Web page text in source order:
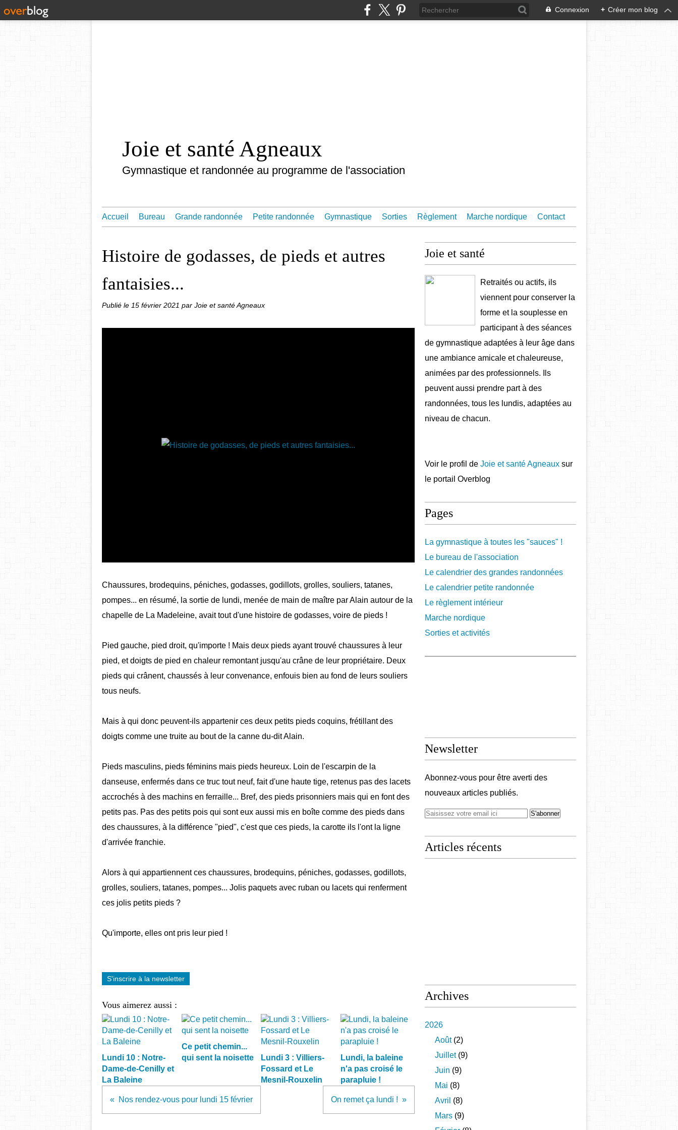
Connexion + Créer mon blog
Joie et santé Agneaux
Gymnastique et randonnée au programme de l'association
Accueil Bureau Grande randonnée Petite randonnée Gymnastique Sorties Règlement Marche nordique Contact
Histoire de godasses, de pieds et autres
fantaisies...
Publié le 15 février 2021 par Joie et santé Agneaux
Chaussures, brodequins, péniches, godasses, godillots, grolles, souliers, tatanes,
pompes... en résumé, la sortie de lundi, menée de main de maître par Alain autour de la
chapelle de La Madeleine, avait tout d'une histoire de godasses, voire de pieds !
Pied gauche, pied droit, qu'importe ! Mais deux pieds ayant trouvé chaussures à leur
pied, et doigts de pied en chaleur remontant jusqu'au crâne de leur propriétaire. Deux
pieds qui crânent, chaussés à leur convenance, enfouis bien au fond de leurs souliers
tous neufs.
Mais à qui donc peuvent-ils appartenir ces deux petits pieds coquins, frétillant des
doigts comme une truite au bout de la canne du-dit Alain.
Pieds masculins, pieds féminins mais pieds heureux. Loin de l'escarpin de la
danseuse, enfermés dans ce truc tout neuf, fait d'une haute tige, retenus pas des lacets
accrochés à des machins en ferraille... Bref, des pieds prisonniers mais qui en font des
petits pas. Pas des petits pois qui sont eux aussi mis en boîte comme des pieds dans
des chaussures, à la différence "pied", c'est que ces pieds, la carotte ils l'ont la ligne
d'arrivée franchie.
Alors à qui appartiennent ces chaussures, brodequins, péniches, godasses, godillots,
grolles, souliers, tatanes, pompes... Jolis paquets avec ruban ou lacets qui renferment
ces jolis petits pieds ?
Qu'importe, elles ont pris leur pied !
S'inscrire à la newsletter
Vous aimerez aussi :
Lundi 10 : Notre-
Dame-de-Cenilly et
La Baleine
Ce petit chemin...
qui sent la noisette
Lundi 3 : Villiers-
Fossard et Le
Mesnil-Rouxelin
Lundi, la baleine
n'a pas croisé le
parapluie !
Nos rendez-vous pour lundi 15 février On remet ça lundi !
Joie et santé
Retraités ou actifs, ils
viennent pour conserver la
forme et la souplesse en
participant à des séances
de gymnastique adaptées à leur âge dans
une ambiance amicale et chaleureuse,
animées par des professionnels. Ils
peuvent aussi prendre part à des
randonnées, tous les lundis, adaptées au
niveau de chacun.
Voir le profil de Joie et santé Agneaux sur
le portail Overblog
Pages
La gymnastique à toutes les "sauces" !
Le bureau de l'association
Le calendrier des grandes randonnées
Le calendrier petite randonnée
Le règlement intérieur
Marche nordique
Sorties et activités
Newsletter
Abonnez-vous pour être averti des
nouveaux articles publiés.
Articles récents
Archives
2026
Août(2)
Juillet(9)
Juin (9)
Mai (8)
Avril (8)
Mars (9)